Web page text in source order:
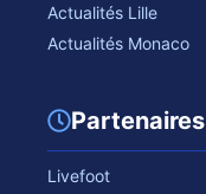
Actualités Lille
Actualités Monaco
Partenaires
Livefoot